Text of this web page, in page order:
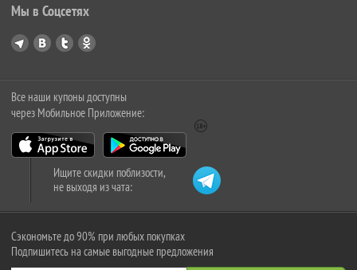
Мы в Соцсетях
Все наши купоны доступны
через Мобильное Приложение:
Ищите скидки поблизости,
не выходя из чата:
Сэкономьте до 90% при любых покупках
Подпишитесь на самые выгодные предложения